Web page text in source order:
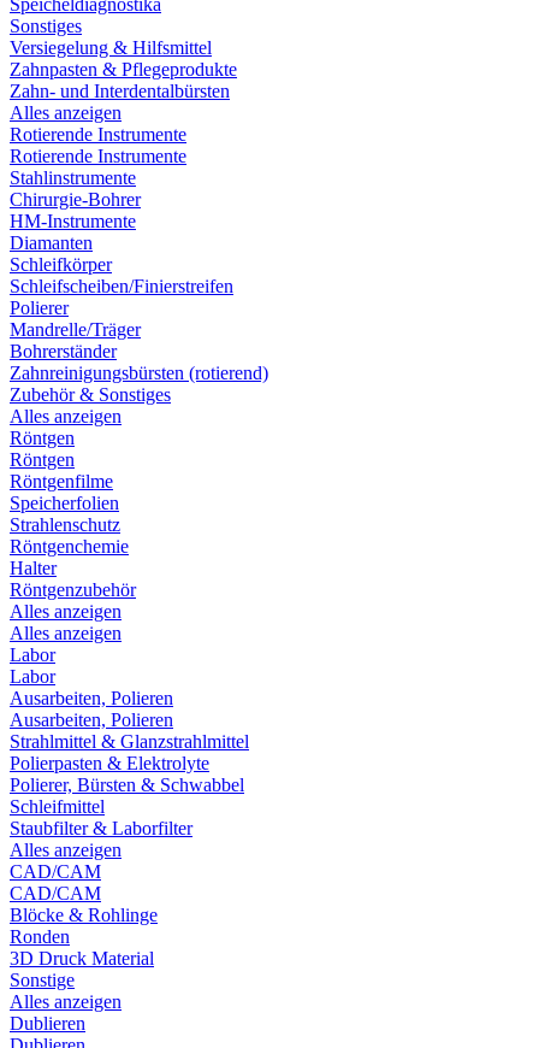
Speicheldiagnostika
Sonstiges
Versiegelung & Hilfsmittel
Zahnpasten & Pflegeprodukte
Zahn- und Interdentalbürsten
Alles anzeigen
Rotierende Instrumente
Rotierende Instrumente
Stahlinstrumente
Chirurgie-Bohrer
HM-Instrumente
Diamanten
Schleifkörper
Schleifscheiben/Finierstreifen
Polierer
Mandrelle/Träger
Bohrerständer
Zahnreinigungsbürsten (rotierend)
Zubehör & Sonstiges
Alles anzeigen
Röntgen
Röntgen
Röntgenfilme
Speicherfolien
Strahlenschutz
Röntgenchemie
Halter
Röntgenzubehör
Alles anzeigen
Alles anzeigen
Labor
Labor
Ausarbeiten, Polieren
Ausarbeiten, Polieren
Strahlmittel & Glanzstrahlmittel
Polierpasten & Elektrolyte
Polierer, Bürsten & Schwabbel
Schleifmittel
Staubfilter & Laborfilter
Alles anzeigen
CAD/CAM
CAD/CAM
Blöcke & Rohlinge
Ronden
3D Druck Material
Sonstige
Alles anzeigen
Dublieren